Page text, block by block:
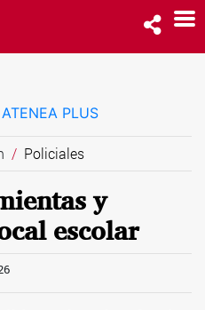
Policiales
y
escolar